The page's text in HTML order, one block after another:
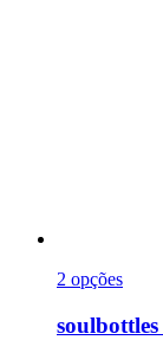
2 opções
soulbottles